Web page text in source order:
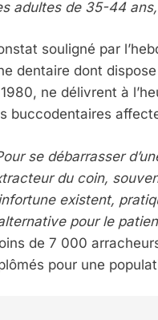
adultes de 35-44
souligné par
dentaire dont
ne délivrent à
buccodentaires
se débarrasser
du coin,
existent,
pour le
de 7 000
pour une
CE QUI
JUDAISME